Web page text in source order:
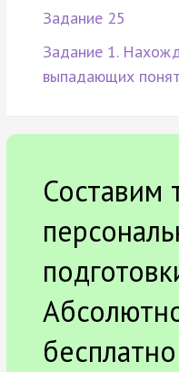
Задание 25
Задание 1.
выпадающих
Составим